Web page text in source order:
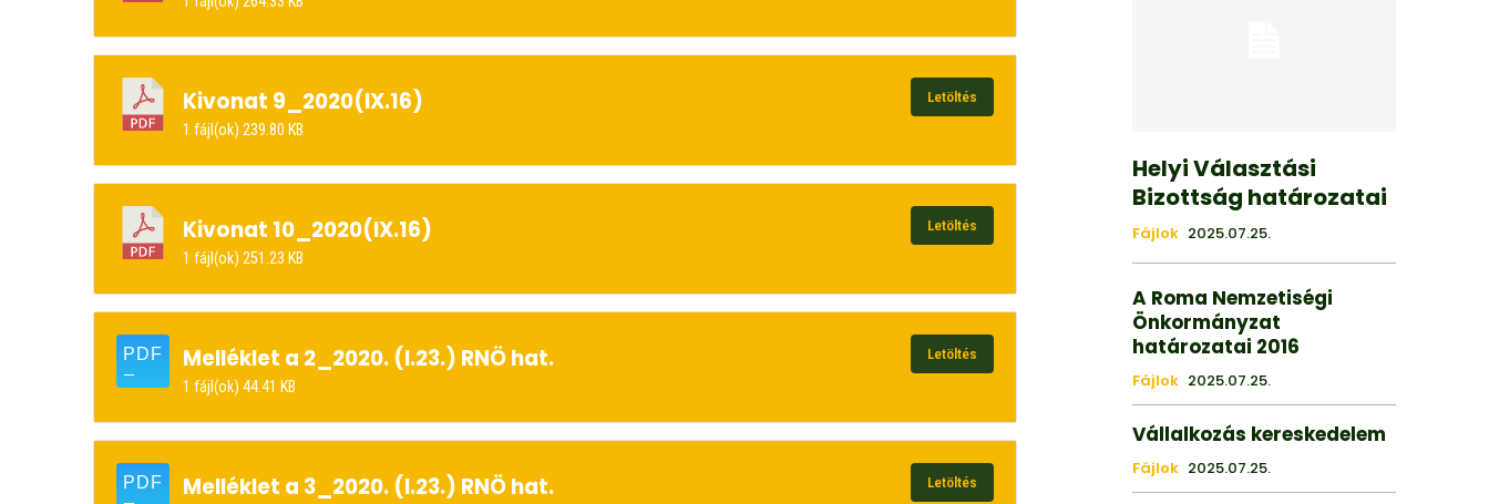
Kivonat 9_2020(IX.16)
1 fájl(ok) 239.80 KB
Letöltés
Kivonat 10_2020(IX.16)
1 fájl(ok) 251.23 KB
Letöltés
Melléklet a 2_2020. (I.23.) RNÖ hat.
1 fájl(ok) 44.41 KB
Letöltés
Melléklet a 3_2020. (I.23.) RNÖ hat. Letöltés
Helyi Választási
Bizottság határozatai
Fájlok 2025.07.25.
A Roma Nemzetiségi
Önkormányzat
határozatai 2016
Fájlok 2025.07.25.
Vállalkozás kereskedelem
Fájlok 2025.07.25.